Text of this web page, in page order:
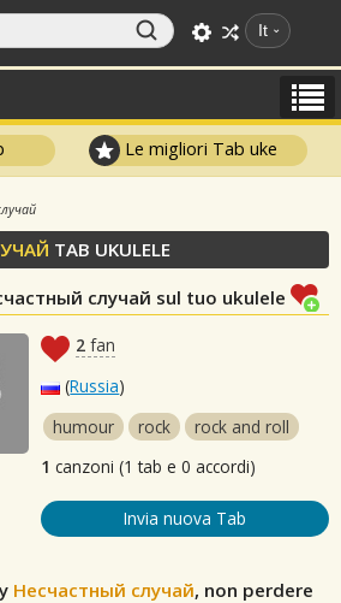
It
Le migliori Tab uke
TAB UKULELE
случай sul tuo ukulele
2 fan
(Russia)
humour
rock
rock and roll
1 canzoni (1 tab e 0 accordi)
Invia nuova Tab
Несчастный случай, non perdere